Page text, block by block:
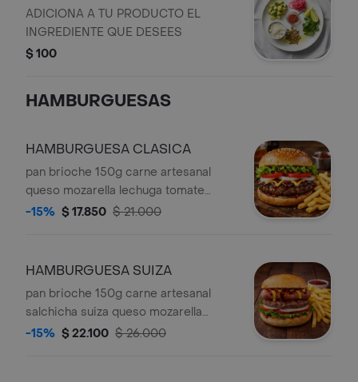
ADICIONA A TU PRODUCTO EL
INGREDIENTE QUE DESEES
$ 100
HAMBURGUESAS
HAMBURGUESA CLASICA
pan brioche 150g carne artesanal
queso mozarella lechuga tomate
cebolla mostaza salsa bbq salsa
-15% $ 17.850 $ 21.000
HAMBURGUESA SUIZA
pan brioche 150g carne artesanal
salchicha suiza queso mozarella
lechuga tomate cebolla mostaza salsa
-15% $ 22.100 $ 26.000